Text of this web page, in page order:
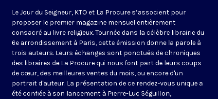
Le Jour du Seigneur, KTO et La Procure s’associent pour
proposer le premier magazine mensuel entièrement
consacré au livre religieux. Tournée dans la célèbre librairie du
6e arrondissement à Paris, cette émission donne la parole à
trois auteurs. Leurs échanges sont ponctués de chroniques
des libraires de La Procure qui nous font part de leurs coups
de cœur, des meilleures ventes du mois, ou encore d'un
portrait d'auteur. La présentation de ce rendez-vous unique a
été confiée à son lancement à Pierre-Luc Séguillon,